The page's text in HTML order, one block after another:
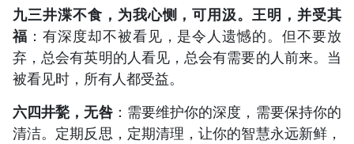
九三井渫不食，为我心恻，可用汲。王明，并受其
福 ：有深度却不被看见，是令人遗憾的。但不要放
弃，总会有英明的人看见，总会有需要的人前来。当
被看见时，所有人都受益。
六四井甃，无咎：需要维护你的深度，需要保持你的
清洁。定期反思，定期清理，让你的智慧永远新鲜，